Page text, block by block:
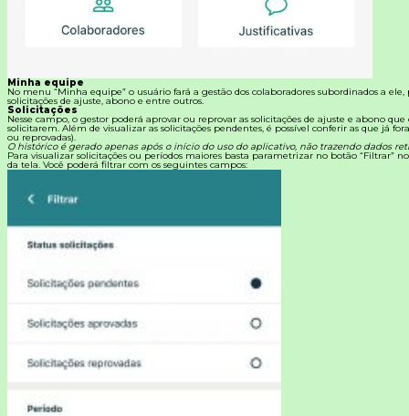
Minha equipe
No menu “Minha equipe” o usuário fará a gestão dos colaboradores subordinados a
solicitações de ajuste, abono e entre outros.
Solicitações
Nesse campo, o gestor poderá aprovar ou reprovar as solicitações de ajuste e abono que
solicitarem. Além de visualizar as solicitações pendentes, é possível conferir as que já
ou reprovadas).
O histórico é gerado apenas após o início do uso do aplicativo, não trazendo dados
Para visualizar solicitações ou períodos maiores basta parametrizar no botão “Filtrar”
da tela. Você poderá filtrar com os seguintes campos: